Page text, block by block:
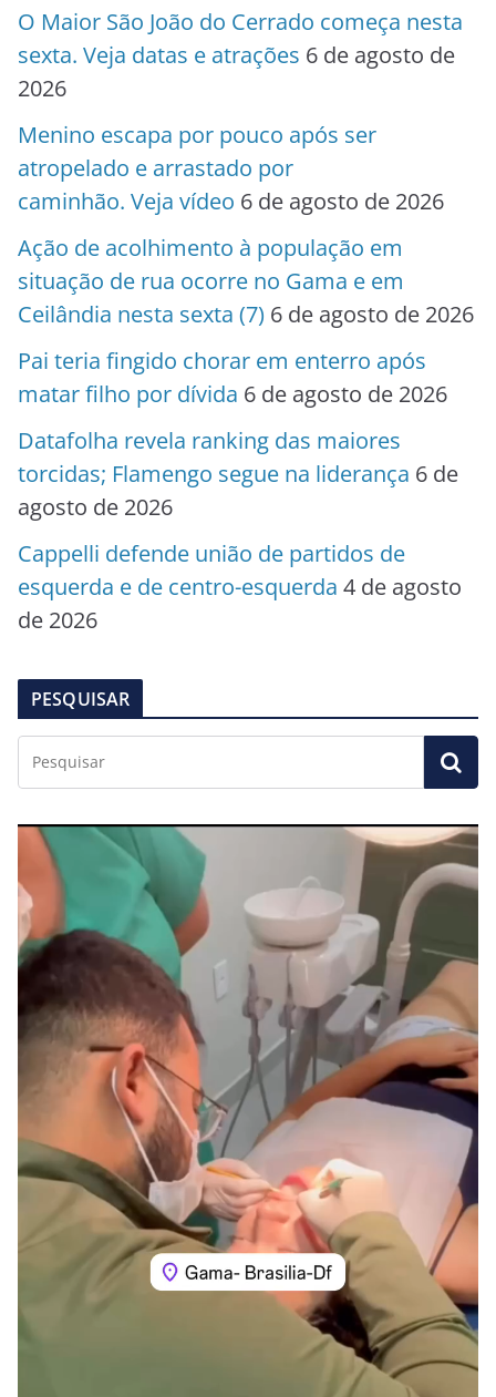
O Maior São João do Cerrado começa nesta
sexta. Veja datas e atrações 6 de agosto de
2026
Menino escapa por pouco após ser
atropelado e arrastado por
caminhão. Veja vídeo 6 de agosto de 2026
Ação de acolhimento à população em
situação de rua ocorre no Gama e em
Ceilândia nesta sexta (7) 6 de agosto de 2026
Pai teria fingido chorar em enterro após
matar filho por dívida 6 de agosto de 2026
Datafolha revela ranking das maiores
torcidas; Flamengo segue na liderança 6 de
agosto de 2026
Cappelli defende união de partidos de
esquerda e de centro-esquerda 4 de agosto
de 2026
PESQUISAR